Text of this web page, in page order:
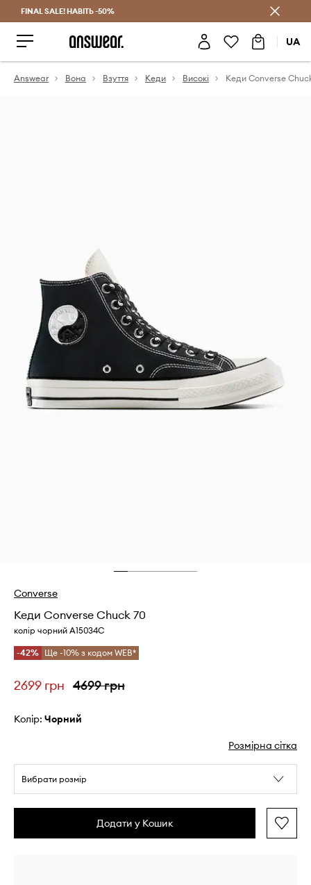
Заощаджуй з Answear Club
FINAL SALE! НАВІТЬ -50%
UA
Answear Вона Взуття Кеди Високі Кеди Converse
Converse
Кеди Converse Chuck 70
колір чорний A15034C
-42% Ще -10% з кодом WEB*
2699 грн 4699 грн
Колір: чорний
Розмірна сітка
Вибрати розмір
Додати у Кошик